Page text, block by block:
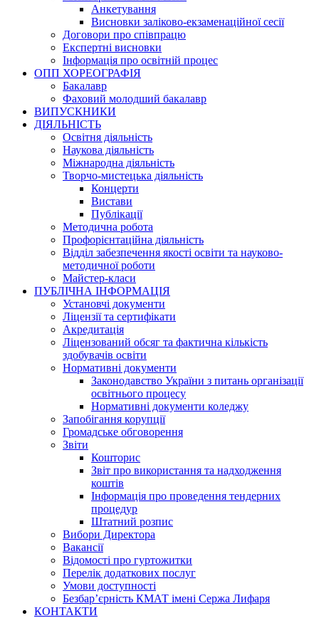
Анкетування
Висновки заліково-екзаменаційної сесії
Договори про співпрацю
Експертні висновки
Інформація про освітній процес
ОПП ХОРЕОГРАФІЯ
Бакалавр
Фаховий молодший бакалавр
ВИПУСКНИКИ
ДІЯЛЬНІСТЬ
Освітня діяльність
Наукова діяльність
Міжнародна діяльність
Творчо-мистецька діяльність
Концерти
Вистави
Публікації
Методична робота
Профорієнтаційна діяльність
Відділ забезпечення якості освіти та науково-
методичної роботи
Майстер-класи
ПУБЛІЧНА ІНФОРМАЦІЯ
Установчі документи
Ліцензії та сертифікати
Акредитація
Ліцензований обсяг та фактична кількість
здобувачів освіти
Нормативні документи
Законодавство України з питань організації
освітнього процесу
Нормативні документи коледжу
Запобігання корупції
Громадське обговорення
Звіти
Кошторис
Звіт про використання та надходження
коштів
Інформація про проведення тендерних
процедур
Штатний розпис
Вибори Директора
Вакансії
Відомості про гуртожитки
Перелік додаткових послуг
Умови доступності
Безбар’єрність КМАТ імені Сержа Лифаря
КОНТАКТИ